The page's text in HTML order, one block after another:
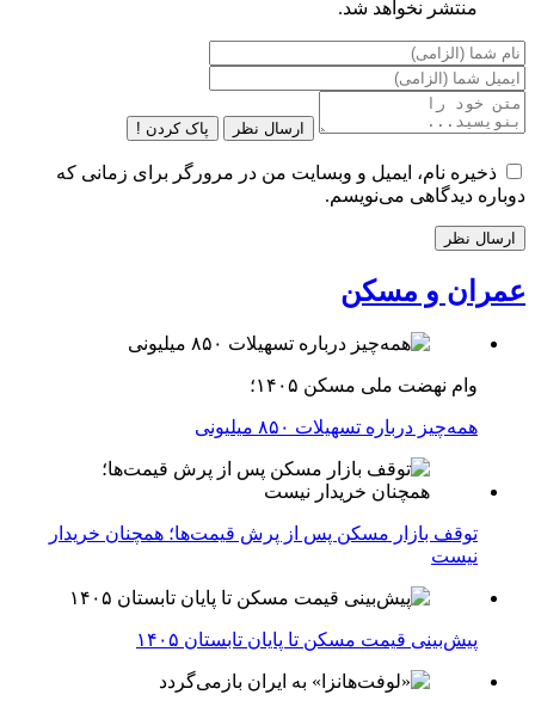
منتشر نخواهد شد.
ارسال نظر پاک کردن !
ذخیره نام، ایمیل و وبسایت من در مرورگر برای زمانی که
دوباره دیدگاهی می‌نویسم.
عمران و مسکن
وام نهضت ملی مسکن ۱۴۰۵؛
همه‌چیز درباره تسهیلات ۸۵۰ میلیونی
توقف بازار مسکن پس از پرش قیمت‌ها؛ همچنان خریدار
نیست
پیش‌بینی قیمت مسکن تا پایان تابستان ۱۴۰۵